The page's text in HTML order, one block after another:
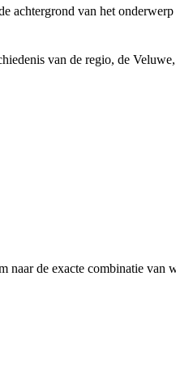
achtergrond van het
van de regio, de
naar de exacte combinatie van